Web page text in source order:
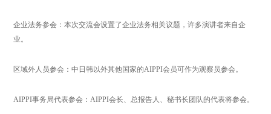
企业法务参会：本次交流会设置了企业法务相关议题，许多演讲者来自企
业。
区域外人员参会：中日韩以外其他国家的AIPPI会员可作为观察员参会。
AIPPI事务局代表参会：AIPPI会长、总报告人、秘书长团队的代表将参会。